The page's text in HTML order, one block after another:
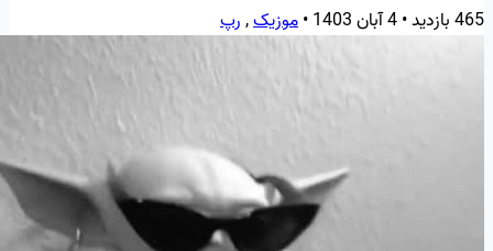
465 بازدید •4 آبان 1403 •موزیک,رپ